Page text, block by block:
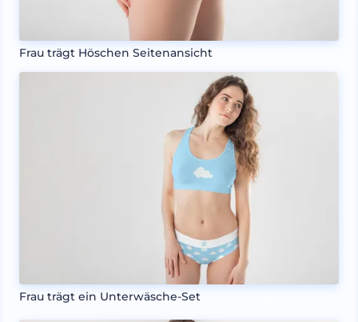
Frau trägt Höschen Seitenansicht
Frau trägt ein Unterwäsche-Set